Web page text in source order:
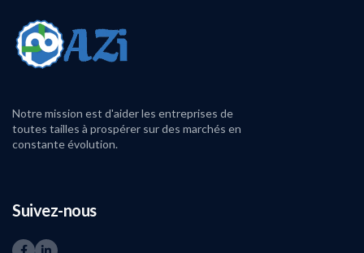
Notre mission est d'aider les entreprises de
toutes tailles à prospérer sur des marchés en
constante évolution.
Suivez-nous